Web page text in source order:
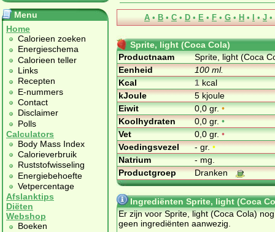
Menu
Home
Calorieen zoeken
Energieschema
Calorieen teller
Links
Recepten
E-nummers
Contact
Disclaimer
Polls
Calculators
Body Mass Index
Calorieverbruik
Ruststofwisseling
Energiebehoefte
Vetpercentage
Afslanktips
Diëten
Webshop
Boeken
A • B • C • D • E • F • G • H • I • J •
Sprite, light (Coca Cola)
Productnaam
Sprite, light (Coca
Eenheid
100 ml.
Kcal
1kcal
kJoule
5 kjoule
Eiwit
0,0 gr.•
Koolhydraten
0,0 gr.•
Vet
0,0 gr.•
Voedingsvezel
- gr.•
Natrium
- mg.
Productgroep
Dranken
Ingrediënten Sprite, light (Coca
Er zijn voor Sprite, light (Coca Cola) nog
geen ingrediënten aanwezig.